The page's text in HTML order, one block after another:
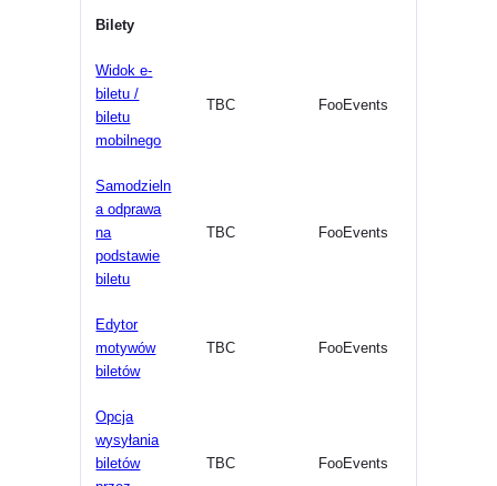
Bilety
Widok e-
biletu /
biletu
mobilnego
TBC FooEvents
Samodzieln
a odprawa
na
podstawie
biletu
TBC FooEvents
Edytor
motywów
biletów
TBC FooEvents
Opcja
wysyłania
biletów
TBC FooEvents